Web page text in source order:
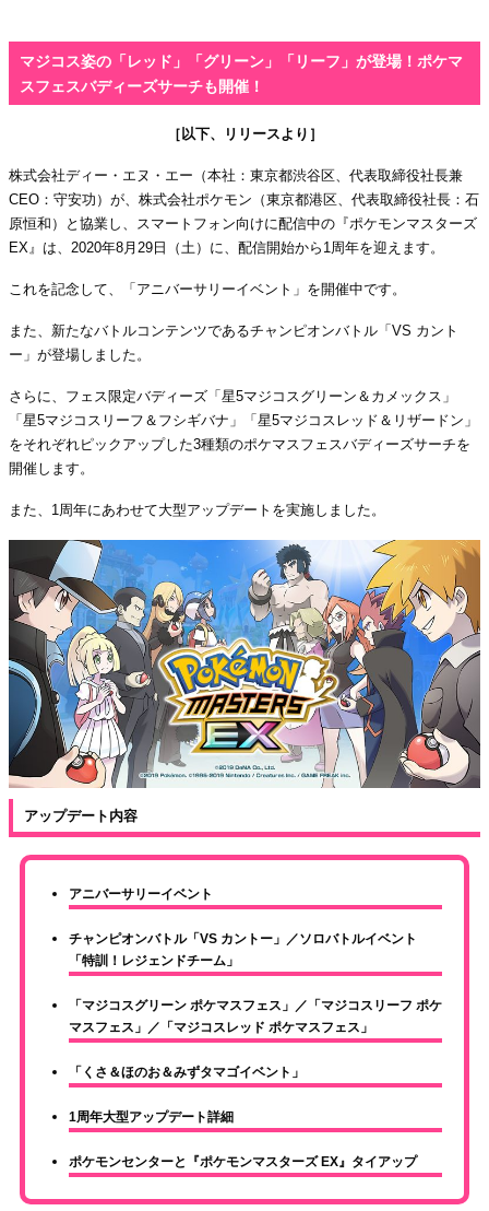
マジコス姿の「レッド」「グリーン」「リーフ」が登場！ポケマ
スフェスバディーズサーチも開催！
［以下、リリースより］
株式会社ディー・エヌ・エー（本社：東京都渋谷区、代表取締役社⻑兼
CEO：守安功）が、株式会社ポケモン（東京都港区、代表取締役社⻑：石
原恒和）と協業し、スマートフォン向けに配信中の『ポケモンマスターズ
EX』は、2020年8月29日（土）に、配信開始から1周年を迎えます。
これを記念して、「アニバーサリーイベント」を開催中です。
また、新たなバトルコンテンツであるチャンピオンバトル「VS カント
ー」が登場しました。
さらに、フェス限定バディーズ「星5マジコスグリーン＆カメックス」
「星5マジコスリーフ＆フシギバナ」「星5マジコスレッド＆リザードン」
をそれぞれピックアップした3種類のポケマスフェスバディーズサーチを
開催します。
また、1周年にあわせて大型アップデートを実施しました。
アップデート内容
アニバーサリーイベント
チャンピオンバトル「VS カントー」／ソロバトルイベント
「特訓！レジェンドチーム」
「マジコスグリーン ポケマスフェス」／「マジコスリーフ ポケ
マスフェス」／「マジコスレッド ポケマスフェス」
「くさ＆ほのお＆みずタマゴイベント」
1周年大型アップデート詳細
ポケモンセンターと『ポケモンマスターズ EX』タイアップ